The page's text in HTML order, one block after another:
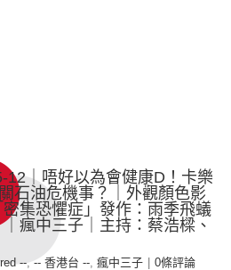
12｜唔好以為會健康D！卡樂
石油危機事？｜外觀顏色影
集恐懼症」發作：雨季飛蟻
瘋中三子｜主持：蔡浩樑、
--,-- 香港台 --, 瘋中三子 0條評論